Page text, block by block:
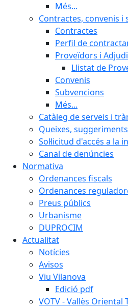
Més...
Contractes, convenis i
Contractes
Perfil de
Proveïdors i
Llistat de
Convenis
Subvencions
Més...
Catàleg de serveis i
Queixes,
Sol·licitud d'accés a la
Canal de denúncies
Normativa
Ordenances fiscals
Ordenances
Preus públics
Urbanisme
DUPROCIM
Actualitat
Notícies
Avisos
Viu Vilanova
Edició pdf
VOTV - Vallès Oriental